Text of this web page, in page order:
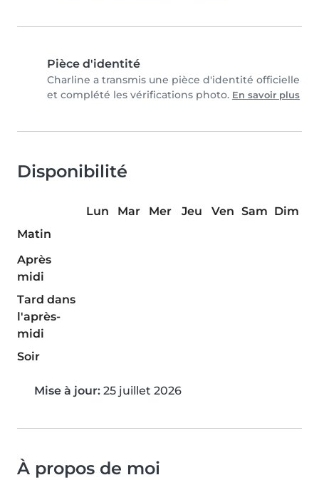
Pièce d'identité
Charline a transmis une pièce d'identité officielle
et complété les vérifications photo. En savoir plus
Disponibilité
Lun Mar Mer Jeu Ven Sam Dim
Matin
Après
midi
Tard dans
l'après-
midi
Soir
Mise à jour: 25 juillet 2026
À propos de moi